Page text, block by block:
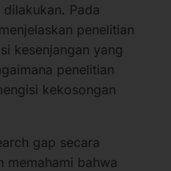
Pada
penelitian
kesenjangan yang
penelitian
kekosongan
gap secara
memahami bahwa